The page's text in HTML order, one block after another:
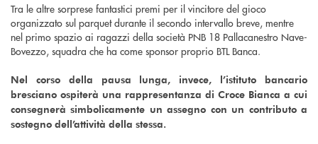
Tra le altre sorprese fantastici premi per il vincitore del gioco
organizzato sul parquet durante il secondo intervallo breve, mentre
nel primo spazio ai ragazzi della società PNB 18 Pallacanestro Nave-
Bovezzo, squadra che ha come sponsor proprio BTL Banca.
Nel corso della pausa lunga, invece, l’istituto bancario
bresciano ospiterà una rappresentanza di Croce Bianca a cui
consegnerà simbolicamente un assegno con un contributo a
sostegno dell’attività della stessa.